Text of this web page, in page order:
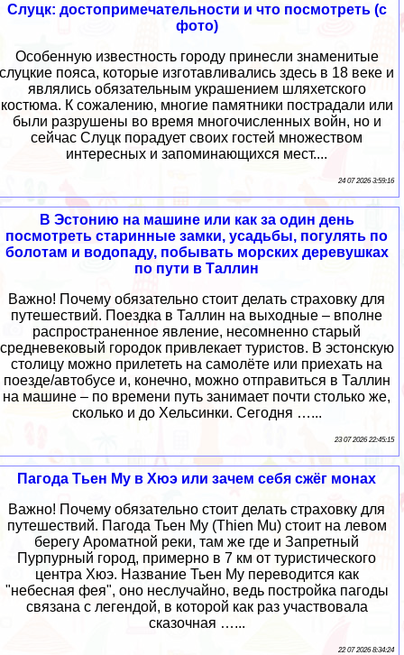
Слуцк: достопримечательности и что посмотреть (с
фото)
Особенную известность городу принесли знаменитые
слуцкие пояса, которые изготавливались здесь в 18 веке и
являлись обязательным украшением шляхетского
костюма. К сожалению, многие памятники пострадали или
были разрушены во время многочисленных войн, но и
сейчас Слуцк порадует своих гостей множеством
интересных и запоминающихся мест....
24 07 2026 3:59:16
В Эстонию на машине или как за один день
посмотреть старинные замки, усадьбы, погулять по
болотам и водопаду, побывать морских деревушках
по пути в Таллин
Важно! Почему обязательно стоит делать страховку для
путешествий. Поездка в Таллин на выходные – вполне
распространенное явление, несомненно старый
средневековый городок привлекает туристов. В эстонскую
столицу можно прилететь на самолёте или приехать на
поезде/автобусе и, конечно, можно отправиться в Таллин
на машине – по времени путь занимает почти столько же,
сколько и до Хельсинки. Сегодня …...
23 07 2026 22:45:15
Пагода Тьен Му в Хюэ или зачем себя сжёг монах
Важно! Почему обязательно стоит делать страховку для
путешествий. Пагода Тьен Му (Thien Mu) стоит на левом
берегу Ароматной реки, там же где и Запретный
Пурпурный город, примерно в 7 км от туристического
центра Хюэ. Название Тьен Му переводится как
"небесная фея", оно неслучайно, ведь постройка пагоды
связана с легендой, в которой как раз участвовала
сказочная …...
22 07 2026 8:34:24